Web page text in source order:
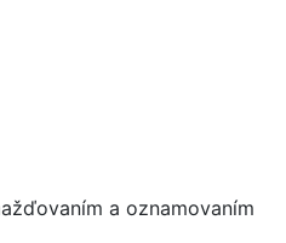
a oznamovaním